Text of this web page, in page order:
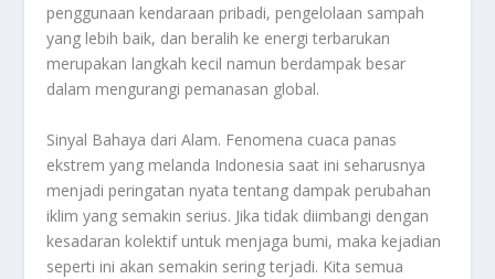
penggunaan kendaraan pribadi, pengelolaan sampah
yang lebih baik, dan beralih ke energi terbarukan
merupakan langkah kecil namun berdampak besar
dalam mengurangi pemanasan global.
Sinyal Bahaya dari Alam. Fenomena cuaca panas
ekstrem yang melanda Indonesia saat ini seharusnya
menjadi peringatan nyata tentang dampak perubahan
iklim yang semakin serius. Jika tidak diimbangi dengan
kesadaran kolektif untuk menjaga bumi, maka kejadian
seperti ini akan semakin sering terjadi. Kita semua